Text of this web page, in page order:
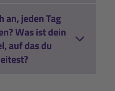
an, jeden Tag
Was ist dein
auf das du